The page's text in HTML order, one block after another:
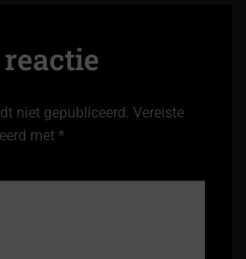
reactie
niet gepubliceerd. Vereiste
met *